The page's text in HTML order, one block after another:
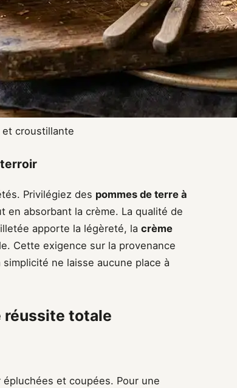
croustillante
terroir
Privilégiez des pommes de terre à
en absorbant la crème. La qualité de
apporte la légèreté, la crème
Cette exigence sur la provenance
ne laisse aucune place à
réussite totale
et coupées. Pour une